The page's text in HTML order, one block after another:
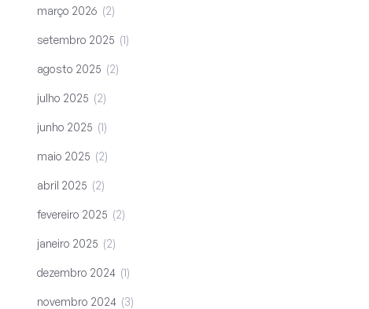
março 2026 2
setembro 2025 1
agosto 2025 2
julho 2025 2
junho 2025 1
maio 2025 2
abril 2025 2
fevereiro 2025 2
janeiro 2025 2
dezembro 2024 1
novembro 2024 3